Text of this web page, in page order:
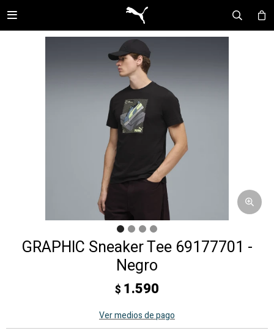

GRAPHIC Sneaker Tee 69177701 -
Negro
$ 1.590
Ver medios de pago